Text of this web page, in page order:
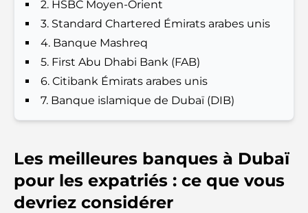
avant-goût d'Italie au cœur de la ville
Les 7 meilleures salles de sport de Dubai Hills : le
summum du fitness
Découvrez les meilleurs petits-déjeuners de
Business Bay, à Dubaï.
2. HSBC Moyen-Orient
3. Standard Chartered Émirats arabes unis
4. Banque Mashreq
5. First Abu Dhabi Bank (FAB)
6. Citibank Émirats arabes unis
7. Banque islamique de Dubaï (DIB)
Les meilleures banques à Dubaï
pour les expatriés : ce que vous
devriez considérer